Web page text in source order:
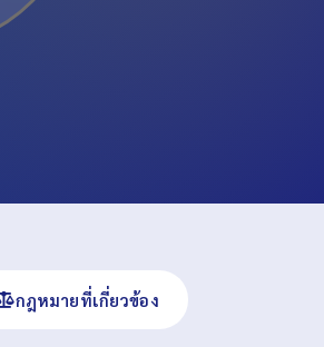
กฎหมายที่เกี่ยวข้อง